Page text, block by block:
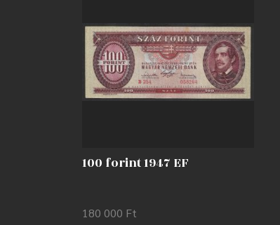
100 forint 1947 EF
180 000 Ft